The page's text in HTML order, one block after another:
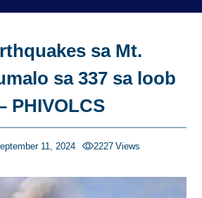
sa Mt.
sa 337 sa loob
PHIVOLCS
11, 2024 2227 Views